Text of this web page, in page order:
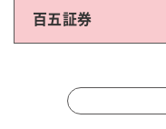
百五証券